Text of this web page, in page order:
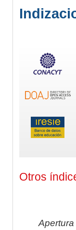
Otros
Apertura